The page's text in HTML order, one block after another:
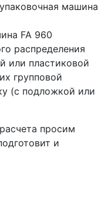
машина
FA 960
распределения
или пластиковой
групповой
(с подложкой или
просим
и